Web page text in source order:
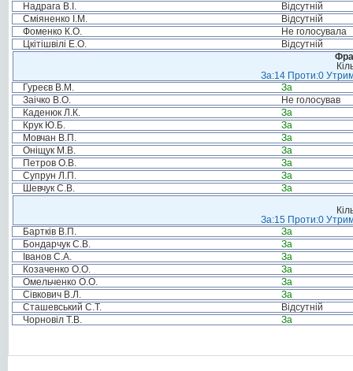
Надрага В.І.
Відсутній
Сміяненко І.М.
Відсутній
Фоменко К.О.
Не голосувала
Цкітішвілі Е.О.
Відсутній
За:14 Проти:0
Гуреєв В.М.
За
Заічко В.О.
Не голосував
Каденюк Л.К.
За
Крук Ю.Б.
За
Мовчан В.П.
За
Оніщук М.В.
За
Петров О.В.
За
Супрун Л.П.
За
Шевчук С.В.
За
За:15 Проти:0
Бартків В.П.
За
Бондарчук С.В.
За
Іванов С.А.
За
Козаченко О.О.
За
Омельченко О.О.
За
Сівкович В.Л.
За
Сташевський С.Т.
Відсутній
Чорновіл Т.В.
За